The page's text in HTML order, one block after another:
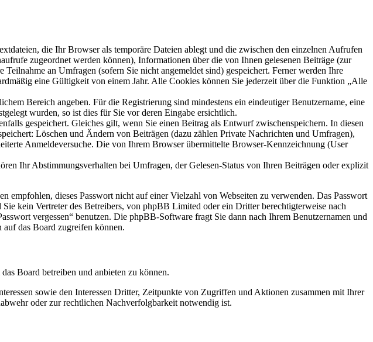
die Ihr Browser als temporäre Dateien ablegt und die zwischen den einzelnen Aufrufen
zugeordnet werden können), Informationen über die von Ihnen gelesenen Beiträge (zur
an Umfragen (sofern Sie nicht angemeldet sind) gespeichert. Ferner werden Ihre
eine Gültigkeit von einem Jahr. Alle Cookies können Sie jederzeit über die Funktion „Alle
Bereich angeben. Für die Registrierung sind mindestens ein eindeutiger Benutzername, eine
wurden, so ist dies für Sie vor deren Eingabe ersichtlich.
gespeichert. Gleiches gilt, wenn Sie einen Beitrag als Entwurf zwischenspeichern. In diesen
Löschen und Ändern von Beiträgen (dazu zählen Private Nachrichten und Umfragen),
Anmeldeversuche. Die von Ihrem Browser übermittelte Browser-Kennzeichnung (User
Ihr Abstimmungsverhalten bei Umfragen, der Gelesen-Status von Ihren Beiträgen oder explizit
empfohlen, dieses Passwort nicht auf einer Vielzahl von Webseiten zu verwenden. Das Passwort
kein Vertreter des Betreibers, von phpBB Limited oder ein Dritter berechtigterweise nach
vergessen“ benutzen. Die phpBB-Software fragt Sie dann nach Ihrem Benutzernamen und
auf das Board zugreifen können.
Board betreiben und anbieten zu können.
sowie den Interessen Dritter, Zeitpunkte von Zugriffen und Aktionen zusammen mit Ihrer
oder zur rechtlichen Nachverfolgbarkeit notwendig ist.